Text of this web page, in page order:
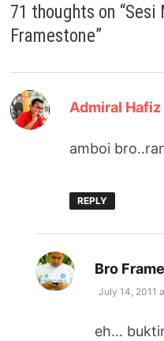
71 thoughts on “Sesi
Framestone”
Admiral Hafiz
amboi
REPLY
Bro
July 14, 2011
eh…